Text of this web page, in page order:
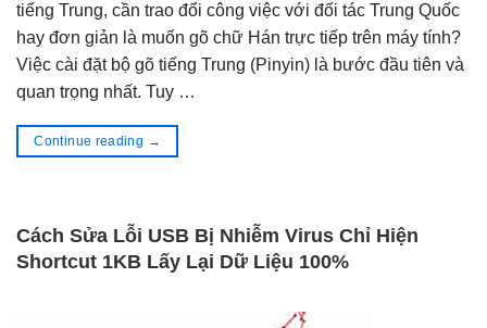
tiếng Trung, cần trao đổi công việc với đối tác Trung Quốc
hay đơn giản là muốn gõ chữ Hán trực tiếp trên máy tính?
Việc cài đặt bộ gõ tiếng Trung (Pinyin) là bước đầu tiên và
quan trọng nhất. Tuy …
Continue reading →
Cách Sửa Lỗi USB Bị Nhiễm Virus Chỉ Hiện
Shortcut 1KB Lấy Lại Dữ Liệu 100%